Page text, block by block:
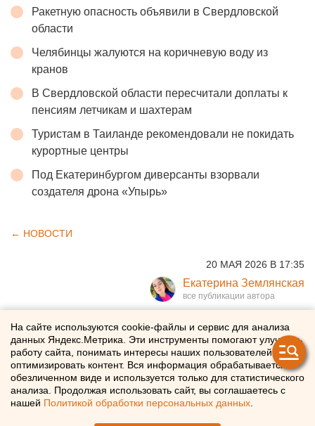
Ракетную опасность объявили в Свердловской
области
Челябинцы жалуются на коричневую воду из
кранов
В Свердловской области пересчитали доплаты к
пенсиям летчикам и шахтерам
Туристам в Таиланде рекомендовали не покидать
курортные центры
Под Екатеринбургом диверсанты взорвали
создателя дрона «Упырь»
← НОВОСТИ
20 МАЯ 2026 В 17:35
Екатерина Землянская
Энергетики открыли в
Пермском крае
модернизированный Центр
управления сетями
На сайте используются cookie-файлы и сервис для анализа
данных Яндекс.Метрика. Эти инструменты помогают улучшать
работу сайта, понимать интересы наших пользователей и
оптимизировать контент. Вся информация обрабатывается в
обезличенном виде и используется только для статистического
анализа. Продолжая использовать сайт, вы соглашаетесь с
нашей Политикой обработки персональных данных